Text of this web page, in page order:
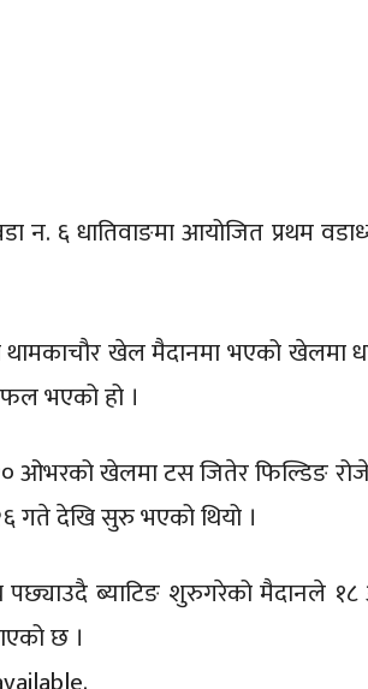
न. ६ धातिवाङमा आयोजित प्रथम
थामकाचौर खेल मैदानमा भएको खेलमा
भएको हो ।
२० ओभरको खेलमा टस जितेर फिल्डिङ
गते देखि सुरु भएको थियो ।
पछ्याउदै ब्याटिङ शुरुगरेको मैदानले
छ ।